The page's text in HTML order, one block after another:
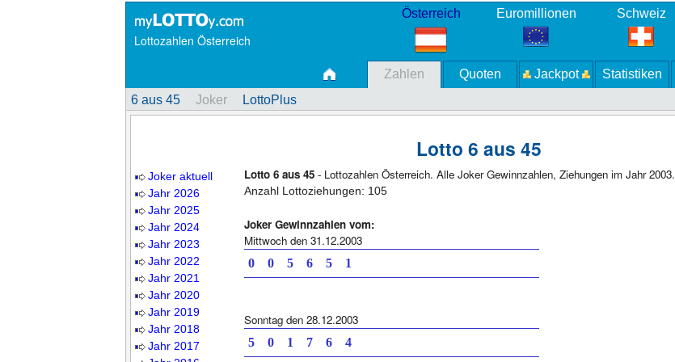
Lottozahlen Österreich
Österreich Euromillionen Schweiz
Zahlen Quoten Jackpot Statistiken
6 aus 45
Joker LottoPlus
Joker aktuell
Jahr 2026
Jahr 2025
Jahr 2024
Jahr 2023
Jahr 2022
Jahr 2021
Jahr 2020
Jahr 2019
Jahr 2018
Jahr 2017
Lotto 6 aus 45
Lotto 6 aus 45 - Lottozahlen Österreich. Alle Joker Gewinnzahlen, Ziehungen im Jahr 2003.
Anzahl Lottoziehungen: 105
Joker Gewinnzahlen vom:
Mittwoch den 31.12.2003
0 0 5 6 5 1
Sonntag den 28.12.2003
5 0 1 7 6 4